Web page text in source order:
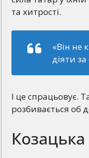
та хитрості.
«Він не
діяти
І це спрацьовує.
розбивається об
Козацька